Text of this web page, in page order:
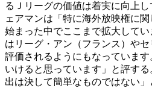
るＪリーグの価値は着実に向上
ェアマンは「特に海外放映権に
始まった中でここまで拡大して
はリーグ・アン（フランス）や
評価されるようにもなっていま
いけると思っています」と評す
出は決して簡単なものではない